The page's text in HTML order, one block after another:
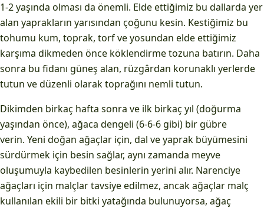
1-2 yaşında olması da önemli. Elde ettiğimiz bu dallarda yer
alan yaprakların yarısından çoğunu kesin. Kestiğimiz bu
tohumu kum, toprak, torf ve yosundan elde ettiğimiz
karşıma dikmeden önce köklendirme tozuna batırın. Daha
sonra bu fidanı güneş alan, rüzgârdan korunaklı yerlerde
tutun ve düzenli olarak toprağını nemli tutun.
Dikimden birkaç hafta sonra ve ilk birkaç yıl (doğurma
yaşından önce), ağaca dengeli (6-6-6 gibi) bir gübre
verin. Yeni doğan ağaçlar için, dal ve yaprak büyümesini
sürdürmek için besin sağlar, aynı zamanda meyve
oluşumuyla kaybedilen besinlerin yerini alır. Narenciye
ağaçları için malçlar tavsiye edilmez, ancak ağaçlar malç
kullanılan ekili bir bitki yatağında bulunuyorsa, ağaç